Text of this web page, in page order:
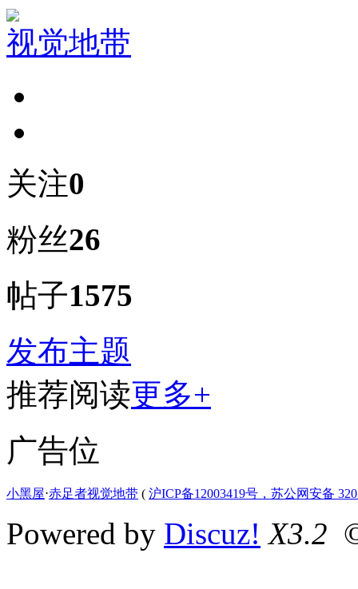
视觉地带
关注0
粉丝26
帖子1575
发布主题
推荐阅读更多+
广告位
小黑屋⋅赤足者视觉地带 ( 沪ICP备12003419号，苏公网安备
Powered by Discuz! X3.2